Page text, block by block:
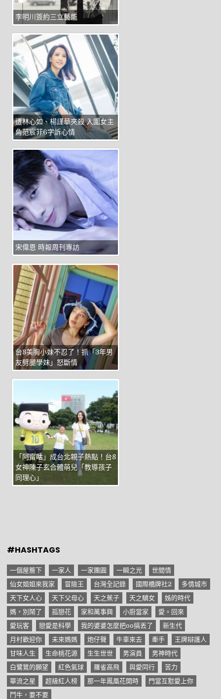
李明川簽約三立藝能
遭林心如、楊謹華夾殺 入圍女主
角范宸菲6字訴心情
宋偉恩 時報周刊專訪
台8美胸小妹不忍了！抓「3年男
友劈腿學妹」怒斷情
「阿甯咕」成台北親子熱點！台8
女神陳子玄合體萌兒「教導孩子
同理心」
#HASHTAGS
一個屋簷下 一家人 一家團圓 一瞬之光
世間情
仙女姐姐來我家
冒險王 台灣全記錄 國際橋牌社2
多情城市
天下女人心
天下父母心 天之蕉子 天之驕女
姊的時代
媽，別鬧了
孤戀花 家和萬事興 小廚當家
愛。回來
愛玩客
戀愛是科學 我的婆婆怎麼把oo搞丟了
新生代
月村歡迎你
未來媽媽 炮仔聲 牛車來去 牽手
王牌辯護人
甘味人生
生命桃花源 生生世世 男演員
男神時代
白鷺鷥的願望
紅色氣球 羅雀高飛 與愛同行
苦力
華流之星
超級紅人榜 那一年鳳凰花開時
門當互懟愛上你
鬥牛，要不要